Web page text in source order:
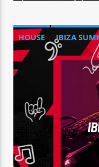
HOUSE IBIZA
TECH HOUSE